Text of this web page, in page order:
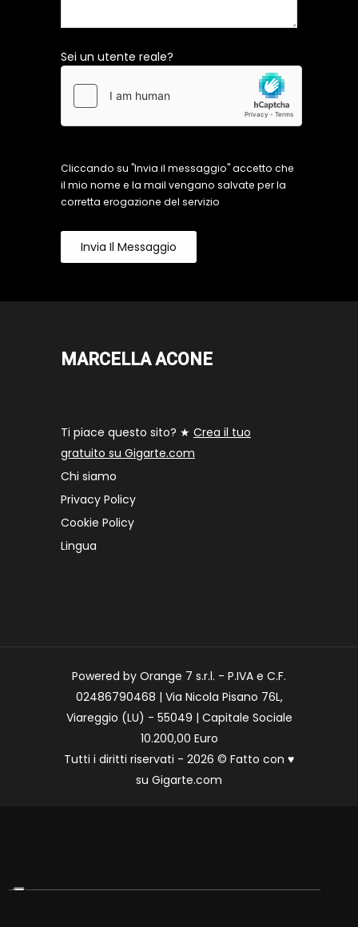
Sei un utente reale?
Cliccando su "Invia il messaggio" accetto che
il mio nome e la mail vengano salvate per la
corretta erogazione del servizio
Invia Il Messaggio
MARCELLA ACONE
Ti piace questo sito? ★ Crea il tuo
gratuito su Gigarte.com
Chi siamo
Privacy Policy
Cookie Policy
Lingua
Powered by Orange 7 s.r.l. - P.IVA e C.F.
02486790468 | Via Nicola Pisano 76L,
Viareggio (LU) - 55049 | Capitale Sociale
10.200,00 Euro
Tutti i diritti riservati - 2026 © Fatto con ♥
su Gigarte.com